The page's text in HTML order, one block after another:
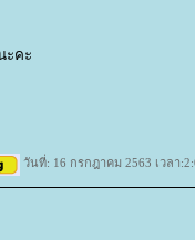
ะคะ
วันที่: 16 กรกฎาคม 2563 เวลา